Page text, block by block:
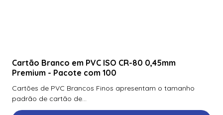
Cartão Branco em PVC ISO CR-80 0,45mm
Premium - Pacote com 100
Cartões de PVC Brancos Finos apresentam o tamanho
padrão de cartão de...